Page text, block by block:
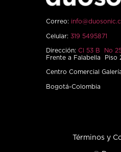
Correo:
Celular: 319 5495871
Dirección: Cl 53 B No
Frente a Falabella Piso
Centro Comercial
Bogotá-Colombia
Términos y